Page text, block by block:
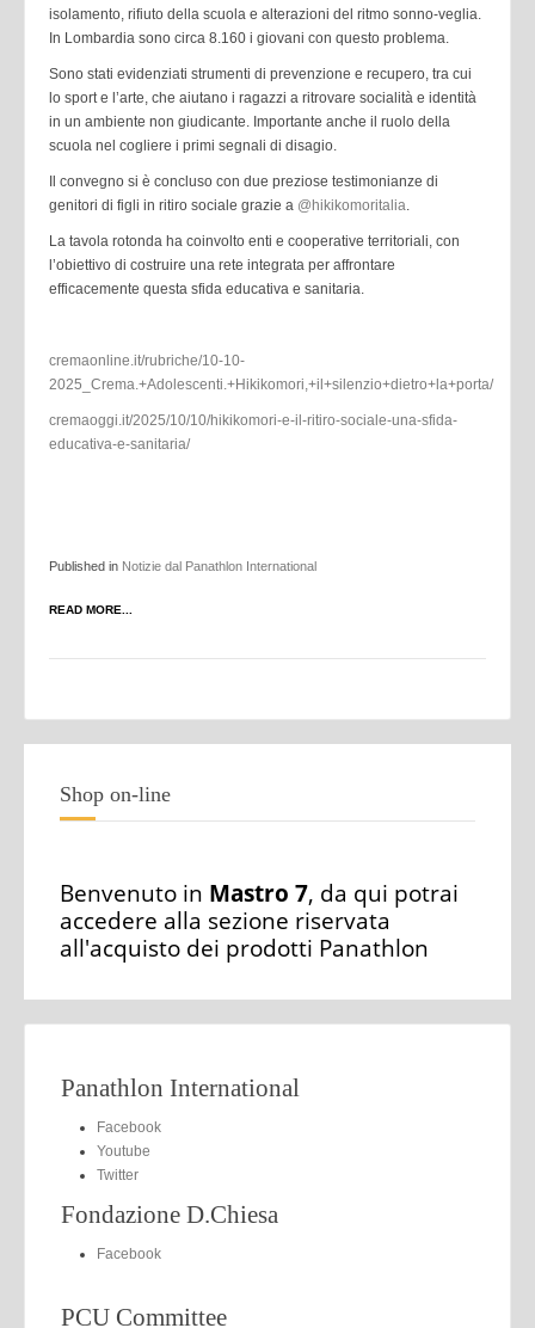
isolamento, rifiuto della scuola e alterazioni del ritmo sonno-veglia.
In Lombardia sono circa 8.160 i giovani con questo problema.
Sono stati evidenziati strumenti di prevenzione e recupero, tra cui
lo sport e l’arte, che aiutano i ragazzi a ritrovare socialità e identità
in un ambiente non giudicante. Importante anche il ruolo della
scuola nel cogliere i primi segnali di disagio.
Il convegno si è concluso con due preziose testimonianze di
genitori di figli in ritiro sociale grazie a @hikikomoritalia.
La tavola rotonda ha coinvolto enti e cooperative territoriali, con
l’obiettivo di costruire una rete integrata per affrontare
efficacemente questa sfida educativa e sanitaria.
cremaonline.it/rubriche/10-10-
2025_Crema.+Adolescenti.+Hikikomori,+il+silenzio+dietro+la+porta/
cremaoggi.it/2025/10/10/hikikomori-e-il-ritiro-sociale-una-sfida-
educativa-e-sanitaria/
Published in Notizie dal Panathlon International
READ MORE...
Shop on-line
Benvenuto in Mastro 7, da qui potrai
accedere alla sezione riservata
all'acquisto dei prodotti Panathlon
Panathlon International
Facebook
Youtube
Twitter
Fondazione D.Chiesa
Facebook
PCU Committee